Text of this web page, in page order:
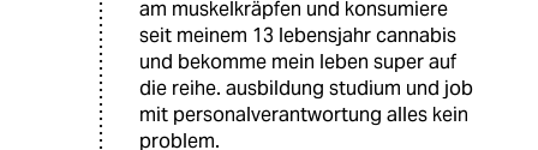
am muskelkräpfen und konsumiere
seit meinem 13 lebensjahr cannabis
und bekomme mein leben super auf
die reihe. ausbildung studium und job
mit personalverantwortung alles kein
problem.